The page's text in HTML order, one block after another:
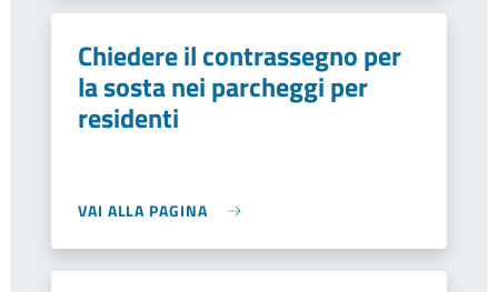
Chiedere il contrassegno per
la sosta nei parcheggi per
residenti
VAI ALLA PAGINA